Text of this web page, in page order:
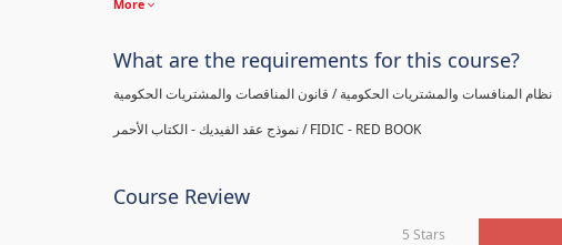
More
What are the requirements for this course?
نظام المنافسات والمشتريات الحكومية / قانون المناقصات والمشتريات الحكومية
نموذج عقد الفيديك - الكتاب الأحمر / FIDIC - RED BOOK
Course Review
5 Stars